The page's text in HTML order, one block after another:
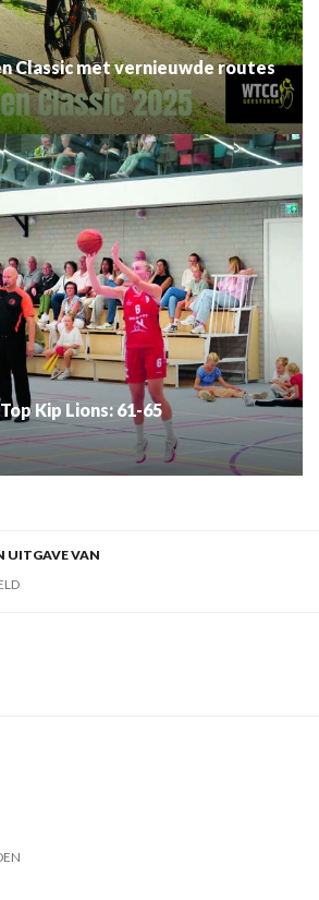
Vasser Heuvelen Classic met vernieuwde routes
Kip Lions: 61-65
UITGAVE VAN